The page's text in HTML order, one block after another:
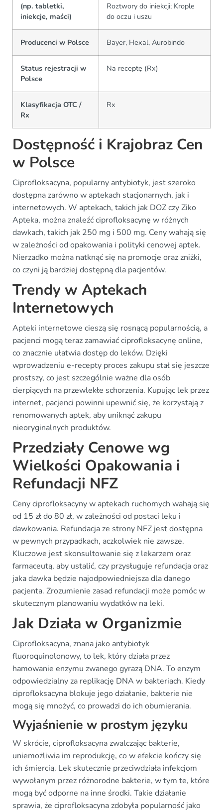
(np. tabletki,
iniekcje, maści)
Roztwory do iniekcji; Krople
do oczu i uszu
Producenci w Polsce Bayer, Hexal, Aurobindo
Status rejestracji w
Polsce
Na receptę (Rx)
Klasyfikacja OTC /
Rx
Rx
Dostępność i Krajobraz Cen
w Polsce
Ciprofloksacyna, popularny antybiotyk, jest szeroko
dostępna zarówno w aptekach stacjonarnych, jak i
internetowych. W aptekach, takich jak DOZ czy Ziko
Apteka, można znaleźć ciprofloksacynę w różnych
dawkach, takich jak 250 mg i 500 mg. Ceny wahają się
w zależności od opakowania i polityki cenowej aptek.
Nierzadko można natknąć się na promocje oraz zniżki,
co czyni ją bardziej dostępną dla pacjentów.
Trendy w Aptekach
Internetowych
Apteki internetowe cieszą się rosnącą popularnością, a
pacjenci mogą teraz zamawiać ciprofloksacynę online,
co znacznie ułatwia dostęp do leków. Dzięki
wprowadzeniu e-recepty proces zakupu stał się jeszcze
prostszy, co jest szczególnie ważne dla osób
cierpiących na przewlekłe schorzenia. Kupując lek przez
internet, pacjenci powinni upewnić się, że korzystają z
renomowanych aptek, aby uniknąć zakupu
nieoryginalnych produktów.
Przedziały Cenowe wg
Wielkości Opakowania i
Refundacji NFZ
Ceny ciprofloksacyny w aptekach ruchomych wahają się
od 15 zł do 80 zł, w zależności od postaci leku i
dawkowania. Refundacja ze strony NFZ jest dostępna
w pewnych przypadkach, aczkolwiek nie zawsze.
Kluczowe jest skonsultowanie się z lekarzem oraz
farmaceutą, aby ustalić, czy przysługuje refundacja oraz
jaka dawka będzie najodpowiedniejsza dla danego
pacjenta. Zrozumienie zasad refundacji może pomóc w
skutecznym planowaniu wydatków na leki.
Jak Działa w Organizmie
Ciprofloksacyna, znana jako antybiotyk
fluoroquinolonowy, to lek, który działa przez
hamowanie enzymu zwanego gyrazą DNA. To enzym
odpowiedzialny za replikację DNA w bakteriach. Kiedy
ciprofloksacyna blokuje jego działanie, bakterie nie
mogą się mnożyć, co prowadzi do ich obumierania.
Wyjaśnienie w prostym języku
W skrócie, ciprofloksacyna zwalczając bakterie,
uniemożliwia im reprodukcję, co w efekcie kończy się
ich śmiercią. Lek skutecznie przeciwdziała infekcjom
wywołanym przez różnorodne bakterie, w tym te, które
mogą być odporne na inne środki. Takie działanie
sprawia, że ciprofloksacyna zdobyła popularność jako